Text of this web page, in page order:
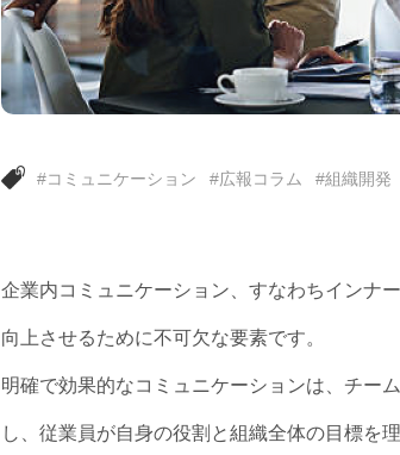
#コミュニケーション #広報コラム #組織開発
企業内コミュニケーション、すなわちインナ
向上させるために不可欠な要素です。
明確で効果的なコミュニケーションは、チー
し、従業員が自身の役割と組織全体の目標を